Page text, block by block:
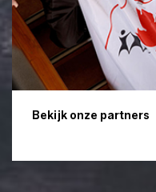
Bekijk onze partners